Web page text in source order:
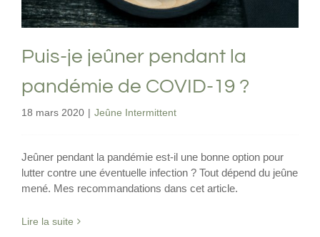
Puis-je jeûner pendant la
pandémie de COVID-19 ?
18 mars 2020 | Jeûne Intermittent
Jeûner pendant la pandémie est-il une bonne option pour
lutter contre une éventuelle infection ? Tout dépend du jeûne
mené. Mes recommandations dans cet article.
Lire la suite